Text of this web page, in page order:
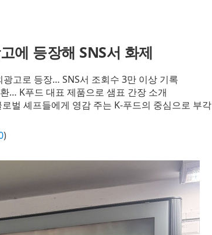
에 등장해 SNS서 화제
고로 등장… SNS서 조회수 3만 이상 기록
… K푸드 대표 제품으로 샘표 간장 소개
벌 셰프들에게 영감 주는 K-푸드의 중심으로 부각
)